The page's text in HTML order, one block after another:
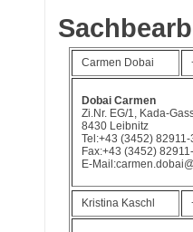
Carmen Dobai
Dobai Carmen
Zi.Nr. EG/1, Kada-
8430 Leibnitz
Tel:+43 (3452) 82911-
Fax:+43 (3452)
E-
Kristina Kaschl